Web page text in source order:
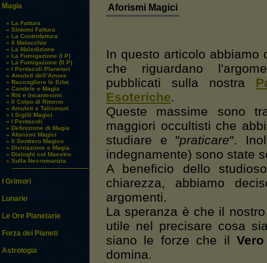
Magia
» La Fattura
» Sintomi Fattura
» La Controfattura
» Il Malocchio
» La Maledizione
» La Fumigazione (I P)
» La Fumigazione (II P)
» I Pentacoli Planetari
» Amuleti dell’Amore
» Raccogliere le Erbe
» Candele e Magia
» Riti e Incantesimi
» Il Colpo di Ritorno
» Amuleti e Talismani
» I Sigilli Magici
» I Pentacoli
» Definizione di Magia
» Aforismi Magici
» Il Sentiero Magico
» Divinazione e Magia
» Dialoghi col Maestro
» Sulla Necromanzia
I Grimori
Lunario
Le Ore Planetarie
Forza dei Pianeti
Astrologia
Aforismi Magici
In questo articolo abbiamo
che riguardano
pubblicati sulla nostra
Esoteriche.
Queste massime sono
maggiori occultisti che
studiare e "praticare".
indegnamente) sono state
A beneficio dello
chiarezza, abbiamo
argomenti.
La speranza è che il
utile nel precisare cosa
siano le forze che il
domina.